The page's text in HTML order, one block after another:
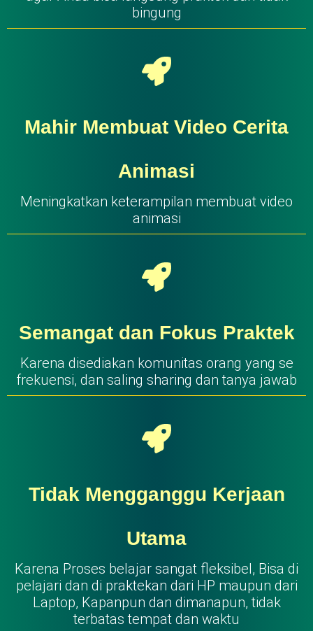
bingung
Mahir Membuat Video Cerita
Animasi
Meningkatkan keterampilan membuat video
animasi
Semangat dan Fokus Praktek
Karena disediakan komunitas orang yang se
frekuensi, dan saling sharing dan tanya jawab
Tidak Mengganggu Kerjaan
Utama
Karena Proses belajar sangat fleksibel, Bisa di
pelajari dan di praktekan dari HP maupun dari
Laptop, Kapanpun dan dimanapun, tidak
terbatas tempat dan waktu